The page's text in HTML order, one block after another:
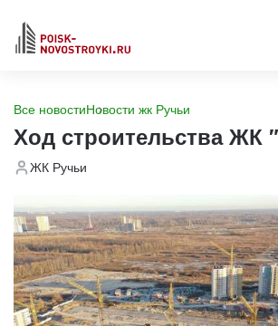
Все новостиНовости жк Ручьи
Ход строительства ЖК
ЖК Ручьи